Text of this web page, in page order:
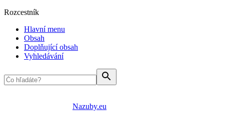
Rozcestník
Hlavní menu
Obsah
Doplňující obsah
Vyhledávání
Nazuby.eu